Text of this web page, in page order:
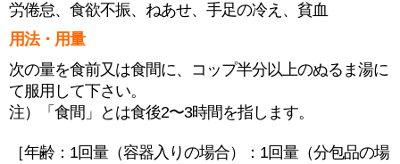
労倦怠、食欲不振、ねあせ、手足の冷え、貧血
用法・用量
次の量を食前又は食間に、コップ半分以上のぬるま湯に
て服用して下さい。
注）「食間」とは食後2〜3時間を指します。
［年齢：1回量（容器入りの場合）：1回量（分包品の場